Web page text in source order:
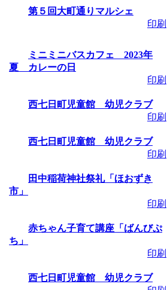
！」 受付期
姫のこびる塾
付期間：～
交流広場「
08/10～2026/
ゃん交流広場
08/10～
る号乗車体
くり」」 受
第５回大町通りマルシェ
印刷
ミニミニバスカフェ 2023年
夏 カレーの日
印刷
西七日町児童館 幼児クラブ
印刷
西七日町児童館 幼児クラブ
印刷
田中稲荷神社祭礼「ほおずき
市」
印刷
赤ちゃん子育て講座「ばんびぷ
ち」
印刷
西七日町児童館 幼児クラブ